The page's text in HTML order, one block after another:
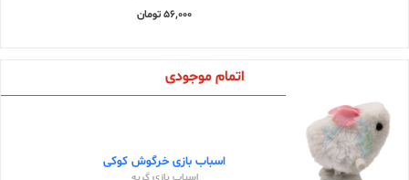
56,000 تومان
اتمام موجودی
اسباب بازی خرگوش کوکی